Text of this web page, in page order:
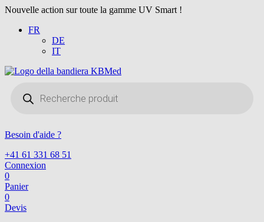
Nouvelle action sur toute la gamme UV Smart !
FR
DE
IT
produits
Besoin d'aide ?
+41 61 331 68 51
Connexion
0
Panier
0
Devis